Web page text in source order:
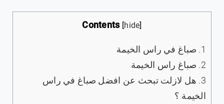
Contents [hide]
1. صباغ في راس الخيمة
2. صباغ راس الخيمة
3. هل لازلت تبحث عن افضل صباغ في راس
الخيمة ؟